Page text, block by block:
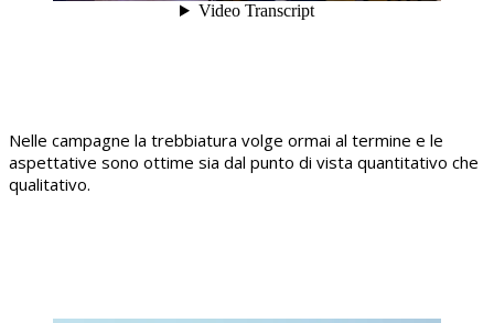
Nelle campagne la trebbiatura volge ormai al termine e le
aspettative sono ottime sia dal punto di vista quantitativo che
qualitativo.